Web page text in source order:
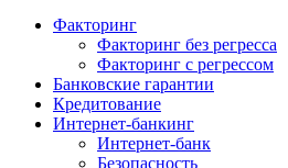
Факторинг
Факторинг без регресса
Факторинг с регрессом
Банковские гарантии
Кредитование
Интернет-банкинг
Интернет-банк
Безопасность